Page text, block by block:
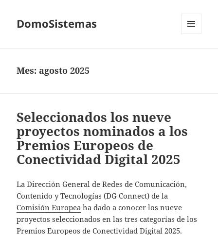
DomoSistemas
Mes: agosto 2025
Seleccionados los nueve
proyectos nominados a los
Premios Europeos de
Conectividad Digital 2025
La Dirección General de Redes de Comunicación,
Contenido y Tecnologías (DG Connect) de la
Comisión Europea ha dado a conocer los nueve
proyectos seleccionados en las tres categorías de los
Premios Europeos de Conectividad Digital 2025.